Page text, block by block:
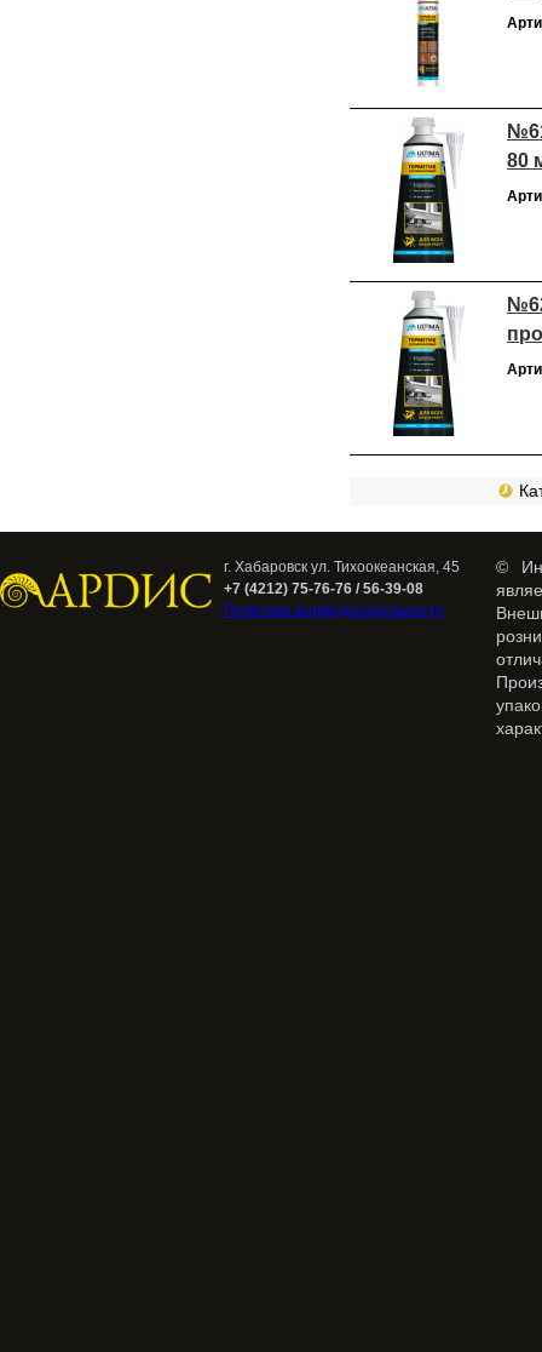
80
г. Хабаровск ул. Тихоокеанская, 45
+7 (4212) 75-76-76 / 56-39-08
Политика конфиденциальности
©